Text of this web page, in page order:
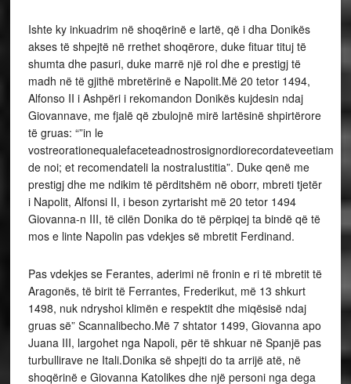
Ishte ky inkuadrim në shoqërinë e lartë, që i dha Donikës
akses të shpejtë në rrethet shoqërore, duke fituar tituj të
shumta dhe pasuri, duke marrë një rol dhe e prestigj të
madh në të gjithë mbretërinë e Napolit.Më 20 tetor 1494,
Alfonso II i Ashpëri i rekomandon Donikës kujdesin ndaj
Giovannave, me fjalë që zbulojnë mirë lartësinë shpirtërore
të gruas: “”in le
vostreorationequalefaceteadnostrosignordiorecordateveetiam
de noi; et recomendateli la nostraIustitia”. Duke qenë me
prestigj dhe me ndikim të përditshëm në oborr, mbreti tjetër
i Napolit, Alfonsi II, i beson zyrtarisht më 20 tetor 1494
Giovanna-n III, të cilën Donika do të përpiqej ta bindë që të
mos e linte Napolin pas vdekjes së mbretit Ferdinand.
Pas vdekjes se Ferantes, aderimi në fronin e ri të mbretit të
Aragonës, të birit të Ferrantes, Frederikut, më 13 shkurt
1498, nuk ndryshoi klimën e respektit dhe miqësisë ndaj
gruas së” Scannalibecho.Më 7 shtator 1499, Giovanna apo
Juana III, largohet nga Napoli, për të shkuar në Spanjë pas
turbullirave ne Itali.Donika së shpejti do ta arrijë atë, në
shoqërinë e Giovanna Katolikes dhe një personi nga dega